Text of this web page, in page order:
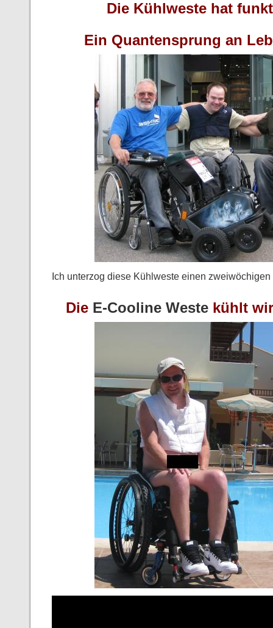
Die Kühlweste hat
Ein Quantensprung an
Ich unterzog diese Kühlweste einen zweiwöchigen
Die E-Cooline Weste kühlt